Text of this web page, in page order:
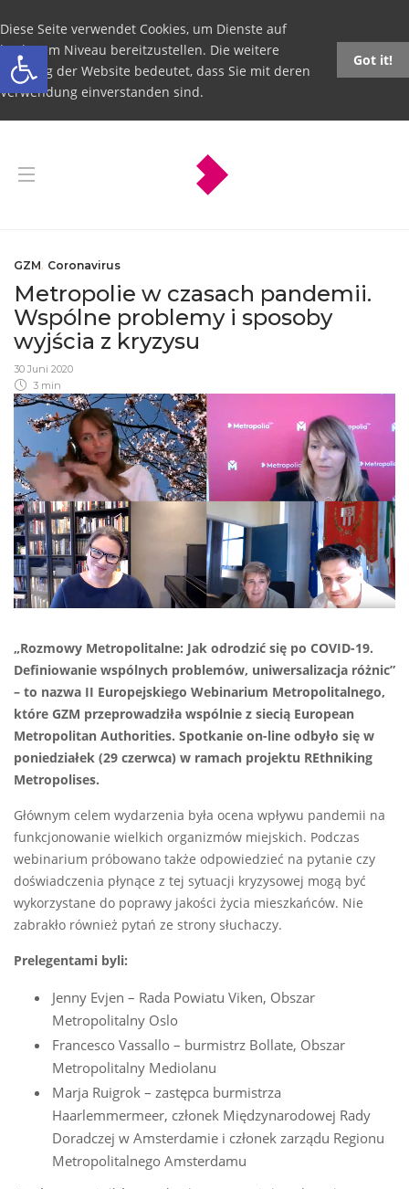
Open toolbar
Diese Seite verwendet Cookies, um Dienste auf
höchstem Niveau bereitzustellen. Die weitere
Nutzung der Website bedeutet, dass Sie mit deren
Verwendung einverstanden sind.
Got it!
GZM, Coronavirus
Metropolie w czasach pandemii.
Wspólne problemy i sposoby
wyjścia z kryzysu
30 Juni 2020
3 min
„Rozmowy Metropolitalne: Jak odrodzić się po COVID-19.
Definiowanie wspólnych problemów, uniwersalizacja różnic”
– to nazwa II Europejskiego Webinarium Metropolitalnego,
które GZM przeprowadziła wspólnie z siecią European
Metropolitan Authorities. Spotkanie on-line odbyło się w
poniedziałek (29 czerwca) w ramach projektu REthniking
Metropolises.
Głównym celem wydarzenia była ocena wpływu pandemii na
funkcjonowanie wielkich organizmów miejskich. Podczas
webinarium próbowano także odpowiedzieć na pytanie czy
doświadczenia płynące z tej sytuacji kryzysowej mogą być
wykorzystane do poprawy jakości życia mieszkańców. Nie
zabrakło również pytań ze strony słuchaczy.
Prelegentami byli:
Jenny Evjen – Rada Powiatu Viken, Obszar
Metropolitalny Oslo
Francesco Vassallo – burmistrz Bollate, Obszar
Metropolitalny Mediolanu
Marja Ruigrok – zastępca burmistrza
Haarlemmermeer, członek Międzynarodowej Rady
Doradczej w Amsterdamie i członek zarządu Regionu
Metropolitalnego Amsterdamu